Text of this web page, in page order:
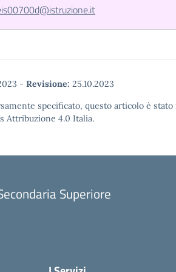
- Revisione: 25.10.2023
specificato, questo articolo è
Attribuzione 4.0 Italia.
Superiore